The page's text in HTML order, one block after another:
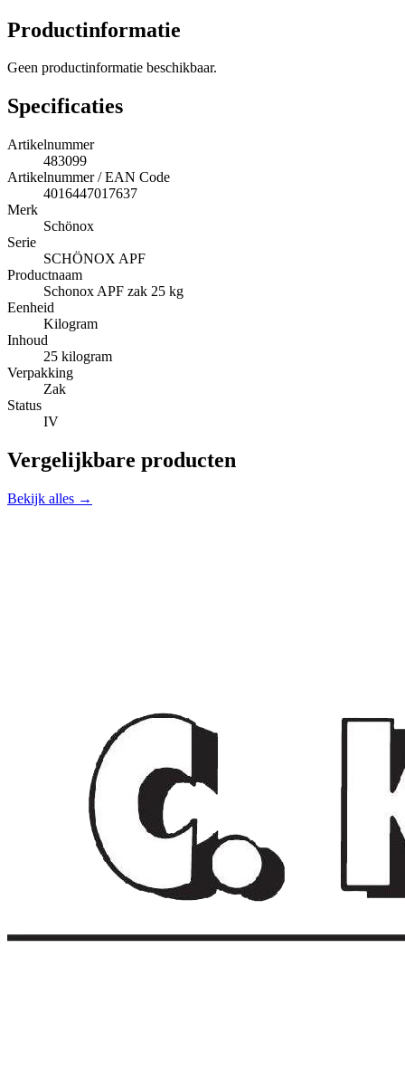
Productinformatie
Geen productinformatie beschikbaar.
Specificaties
Artikelnummer
483099
Artikelnummer / EAN Code
4016447017637
Merk
Schönox
Serie
SCHÖNOX APF
Productnaam
Schonox APF zak 25 kg
Eenheid
Kilogram
Inhoud
25 kilogram
Verpakking
Zak
Status
IV
Vergelijkbare producten
Bekijk alles →